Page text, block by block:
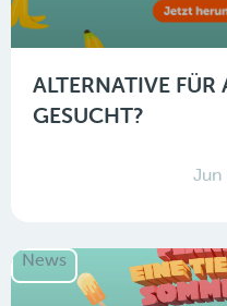
ALTERNATIVE
GESUCHT?
Jun
News